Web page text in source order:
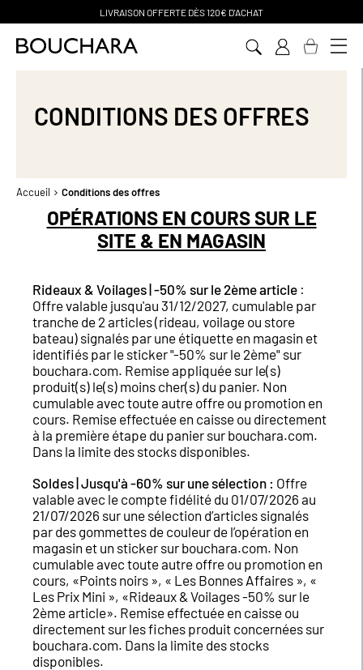
PAIEMENT EN 3 SANS FRAIS
CONDITIONS DES OFFRES
Accueil Conditions des offres
OP​ÉRATIONS EN COURS SUR LE
SITE & EN MAGASIN
Rideaux & Voilages | -50% sur le 2ème article :
Offre valable jusqu'au 31/12/2027, cumulable par
tranche de 2 articles (rideau, voilage ou store
bateau) signalés par une étiquette en magasin et
identifiés par le sticker "-50% sur le 2ème" sur
bouchara.com. Remise appliquée sur le(s)
produit(s) le(s) moins cher(s) du panier. Non
cumulable avec toute autre offre ou promotion en
cours. Remise effectuée en caisse ou directement
à la première étape du panier sur bouchara.com.
Dans la limite des stocks disponibles.
Soldes | Jusqu'à -60% sur une sélection : Offre
valable avec le compte fidélité du 01/07/2026 au
21/07/2026 sur une sélection d’articles signalés
par des gommettes de couleur de l’opération en
magasin et un sticker sur bouchara.com. Non
cumulable avec toute autre offre ou promotion en
cours, «Points noirs », « Les Bonnes Affaires », «
Les Prix Mini », «Rideaux & Voilages -50% sur le
2ème article». Remise effectuée en caisse ou
directement sur les fiches produit concernées sur
bouchara.com. Dans la limite des stocks
disponibles.